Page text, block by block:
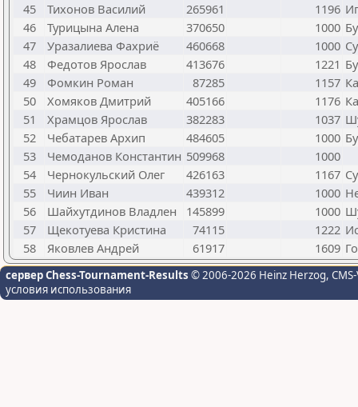
45
Тихонов Василий 265961 1196
46
Турицына Алена 370650 1000
47
Уразалиева Фахриё 460668 1000
48
Федотов Ярослав 413676 1221
49
Фомкин Роман 87285 1157
50
Хомяков Дмитрий 405166 1176
51
Храмцов Ярослав 382283 1037
52
Чебатарев Архип 484605 1000
53
Чемоданов Константин 509968
1000
54
Чернокульский Олег 426163 1167
55
Чиин Иван 439312 1000
56
Шайхутдинов Владлен 145899 1000
57
Щекотуева Кристина 74115 1222
58
Яковлев Андрей 61917 1609
сервер Chess-Tournament-Results © 2006-2026 Heinz Herzog,
условия использования